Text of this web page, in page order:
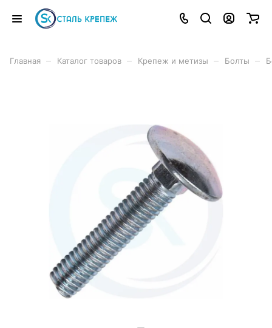
Главная Каталог товаров Крепеж и метизы Болты